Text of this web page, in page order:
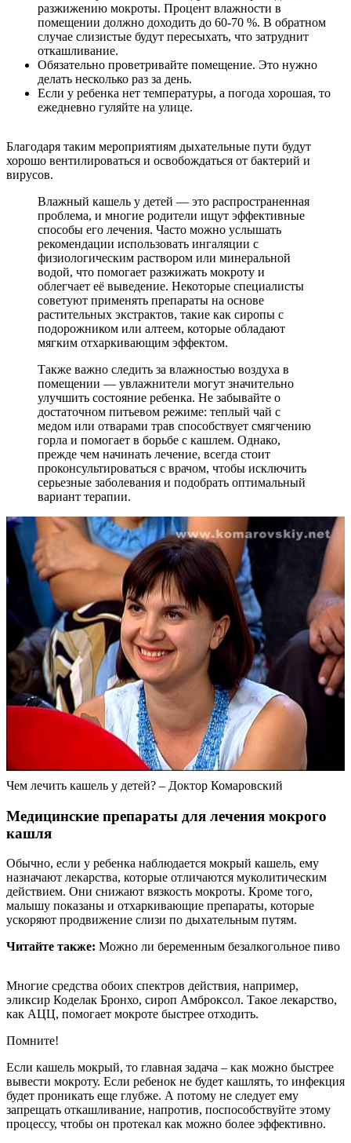
разжижению мокроты. Процент влажности в
помещении должно доходить до 60-70 %. В обратном
случае слизистые будут пересыхать, что затруднит
откашливание.
Обязательно проветривайте помещение. Это нужно
делать несколько раз за день.
Если у ребенка нет температуры, а погода хорошая, то
ежедневно гуляйте на улице.
Благодаря таким мероприятиям дыхательные пути будут
хорошо вентилироваться и освобождаться от бактерий и
вирусов.
Влажный кашель у детей — это распространенная
проблема, и многие родители ищут эффективные
способы его лечения. Часто можно услышать
рекомендации использовать ингаляции с
физиологическим раствором или минеральной
водой, что помогает разжижать мокроту и
облегчает её выведение. Некоторые специалисты
советуют применять препараты на основе
растительных экстрактов, такие как сиропы с
подорожником или алтеем, которые обладают
мягким отхаркивающим эффектом.
Также важно следить за влажностью воздуха в
помещении — увлажнители могут значительно
улучшить состояние ребенка. Не забывайте о
достаточном питьевом режиме: теплый чай с
медом или отварами трав способствует смягчению
горла и помогает в борьбе с кашлем. Однако,
прежде чем начинать лечение, всегда стоит
проконсультироваться с врачом, чтобы исключить
серьезные заболевания и подобрать оптимальный
вариант терапии.
Чем лечить кашель у детей? – Доктор Комаровский
Медицинские препараты для лечения мокрого
кашля
Обычно, если у ребенка наблюдается мокрый кашель, ему
назначают лекарства, которые отличаются муколитическим
действием. Они снижают вязкость мокроты. Кроме того,
малышу показаны и отхаркивающие препараты, которые
ускоряют продвижение слизи по дыхательным путям.
Читайте также: Можно ли беременным безалкогольное пиво
Многие средства обоих спектров действия, например,
эликсир Коделак Бронхо, сироп Амброксол. Такое лекарство,
как АЦЦ, помогает мокроте быстрее отходить.
Помните!
Если кашель мокрый, то главная задача – как можно быстрее
вывести мокроту. Если ребенок не будет кашлять, то инфекция
будет проникать еще глубже. А потому не следует ему
запрещать откашливание, напротив, поспособствуйте этому
процессу, чтобы он протекал как можно более эффективно.